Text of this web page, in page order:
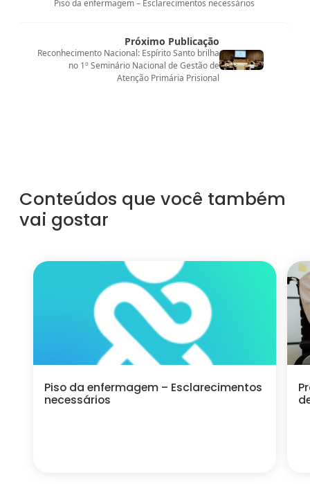
Piso da enfermagem – Esclarecimentos necessários
Próximo Publicação
Reconhecimento Nacional: Espírito Santo brilha
no 1º Seminário Nacional de Gestão de
Atenção Primária Prisional
Conteúdos que você também
vai gostar
Piso da enfermagem – Esclarecimentos
necessários